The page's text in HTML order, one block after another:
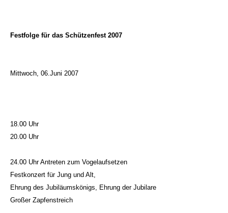
Festfolge für das Schützenfest 2007
Mittwoch, 06.Juni 2007
18.00 Uhr
20.00 Uhr
24.00 Uhr Antreten zum Vogelaufsetzen
Festkonzert für Jung und Alt,
Ehrung des Jubiläumskönigs, Ehrung der Jubilare
Großer Zapfenstreich